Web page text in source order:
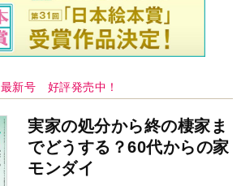
最新号 好評発売中！
実家の処分から終の棲家ま
でどうする？60代からの家
モンダイ